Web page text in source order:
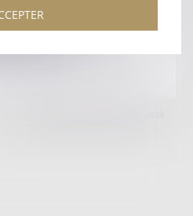
du Lycée Buffon, 75014 PARIS